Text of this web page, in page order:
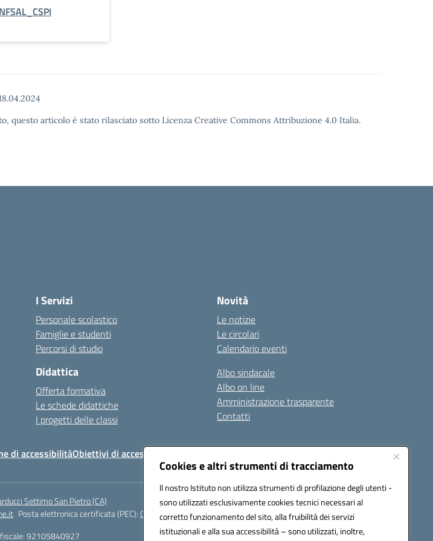
Cookies e altri strumenti di tracciamento
Il nostro Istituto non utilizza strumenti di profilazione degli utenti -
sono utilizzati esclusivamente cookies tecnici necessari al
corretto funzionamento del sito, alla fruibilità dei servizi
istituzionali e alla sua accessibilità – sono utilizzati, inoltre,
questo articolo è stato rilasciato sotto Licenza Creative Commons Attribuzione 4.0 Italia.
I Servizi
Personale scolastico
Famiglie e studenti
Percorsi di studio
Didattica
Offerta formativa
Le schede didattiche
I progetti delle classi
Novità
Le notizie
Le circolari
Calendario eventi
Albo sindacale
Albo on line
Amministrazione trasparente
Contatti
di accessibilitàObiettivi di accessibilità
Settimo San Pietro (CA)
Posta elettronica certificata (PEC): CAIC84700T@pec.istruzione.it
fiscale: 92105840927